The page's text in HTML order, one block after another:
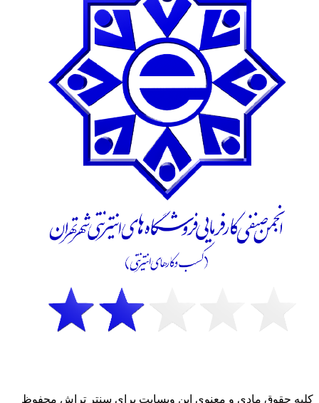
کلیه حقوق مادی و معنوی این وبسایت برای سنتر تراش محفوظ